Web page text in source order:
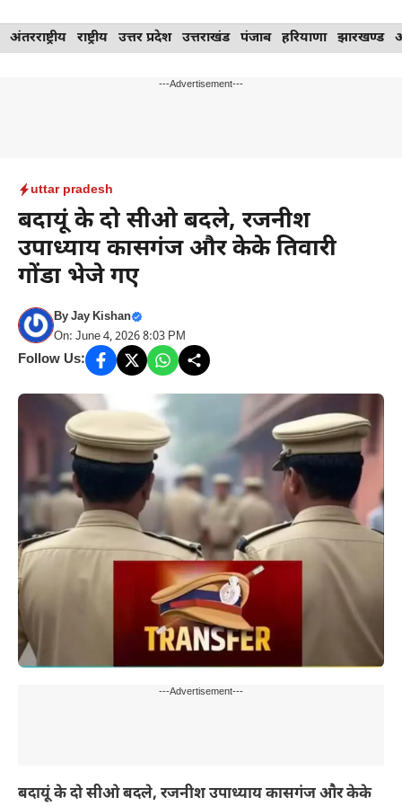
Skip
to
अंतरराष्ट्रीय राष्ट्रीय उत्तर प्रदेश उत्तराखंड पंजाब हरियाणा झारखण्ड
---Advertisement---
uttar pradesh
बदायूं के दो सीओ बदले, रजनीश
उपाध्याय कासगंज और केके तिवारी
गोंडा भेजे गए
ByJay Kishan
On: June 4, 2026 8:03 PM
Follow Us:
---Advertisement---
बदायूं के दो सीओ बदले, रजनीश उपाध्याय कासगंज और केके